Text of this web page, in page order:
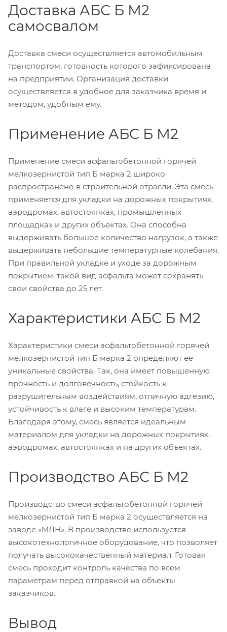
Доставка АБС Б М2
самосвалом
Доставка смеси осуществляется автомобильным
транспортом, готовность которого зафиксирована
на предприятии. Организация доставки
осуществляется в удобное для заказчика время и
методом, удобным ему.
Применение АБС Б М2
Применение смеси асфальтобетонной горячей
мелкозернистой тип Б марка 2 широко
распространено в строительной отрасли. Эта смесь
применяется для укладки на дорожных покрытиях,
аэродромах, автостоянках, промышленных
площадках и других объектах. Она способна
выдерживать большое количество нагрузок, а также
выдерживать небольшие температурные колебания.
При правильной укладке и уходе за дорожным
покрытием, такой вид асфальта может сохранять
свои свойства до 25 лет.
Характеристики АБС Б М2
Характеристики смеси асфальтобетонной горячей
мелкозернистой тип Б марка 2 определяют ее
уникальные свойства. Так, она имеет повышенную
прочность и долговечность, стойкость к
разрушительным воздействиям, отличную адгезию,
устойчивость к влаге и высоким температурам.
Благодаря этому, смесь является идеальным
материалом для укладки на дорожных покрытиях,
аэродромах, автостоянках и на других объектах.
Производство АБС Б М2
Производство смеси асфальтобетонной горячей
мелкозернистой тип Б марка 2 осуществляется на
заводе «МЛН». В производстве используется
высокотехнологичное оборудование, что позволяет
получать высококачественный материал. Готовая
смесь проходит контроль качества по всем
параметрам перед отправкой на объекты
заказчиков.
Вывод